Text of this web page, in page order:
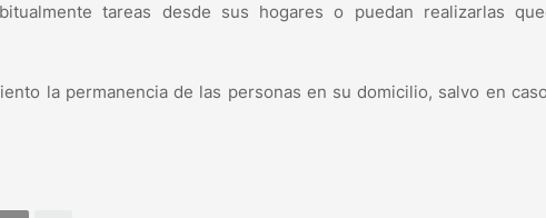
tareas desde sus hogares o puedan realizarlas
la permanencia de las personas en su domicilio, salvo en